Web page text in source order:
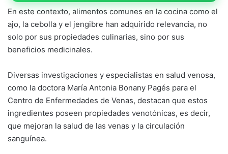
En este contexto, alimentos comunes en la cocina como el
ajo, la cebolla y el jengibre han adquirido relevancia, no
solo por sus propiedades culinarias, sino por sus
beneficios medicinales.
Diversas investigaciones y especialistas en salud venosa,
como la doctora María Antonia Bonany Pagés para el
Centro de Enfermedades de Venas, destacan que estos
ingredientes poseen propiedades venotónicas, es decir,
que mejoran la salud de las venas y la circulación
sanguínea.